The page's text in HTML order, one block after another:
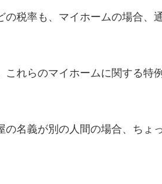
税率も、マイホームの場合、
れらのマイホームに関する特
名義が別の人間の場合、ちょ